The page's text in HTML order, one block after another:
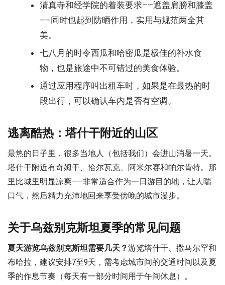
清真寺和经学院的着装要求——遮盖肩膀和膝盖
——同时也起到防晒作用，实用与规范两全其
美。
七八月的时令西瓜和哈密瓜是极佳的补水食
物，也是旅途中不可错过的美食体验。
通过应用程序叫出租车时，如果是在最热的时
段出行，可以确认车内是否有空调。
逃离酷热：塔什干附近的山区
最热的日子里，很多当地人（包括我们）会进山消暑一天。
塔什干附近有奇姆干、恰尔瓦克、阿米尔赛和帕尔肯特。那
里比城里明显凉爽——非常适合作为一日游目的地，让人喘
口气，然后精力充沛地回来享受傍晚的城市漫步。
关于乌兹别克斯坦夏季的常见问题
夏天游览乌兹别克斯坦需要几天？游览塔什干、撒马尔罕和
布哈拉，建议安排7至9天，需考虑城市间的交通时间以及夏
季的作息节奏（每天有一部分时间用于午间休息）。